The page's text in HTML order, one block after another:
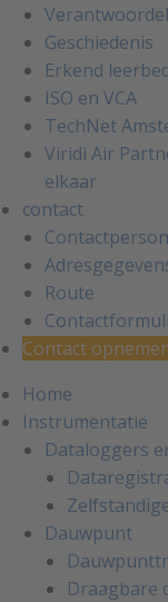
Geschiedenis
Erkend
ISO en VCA
TechNet
Viridi Air
elkaar
contact
Route
Contact
Home
Instrumentatie
Dataloggers
Dauwpunt
Draagbare